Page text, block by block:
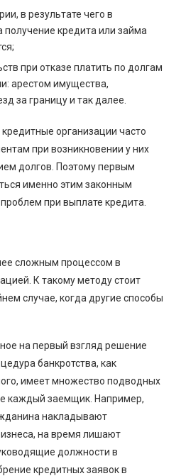
в результате чего в
кредита или займа
при отказе платить по долгам
арестом имущества,
за границу и так далее.
организации часто
при возникновении у них
долгов. Поэтому первым
именно этим законным
при выплате кредита.
сложным процессом в
К такому методу стоит
случае, когда другие способы
на первый взгляд решение
банкротства, как
имеет множество подводных
каждый заемщик. Например,
накладывают
на время лишают
должности в
кредитных заявок в